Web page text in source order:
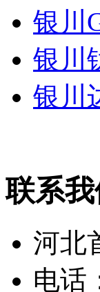
银川
银川
银川
联系我
河北
电话